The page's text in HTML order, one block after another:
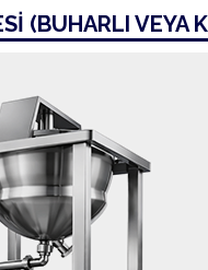
(BUHARLI VEYA